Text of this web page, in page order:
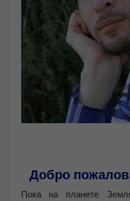
Добро
Пока на планете